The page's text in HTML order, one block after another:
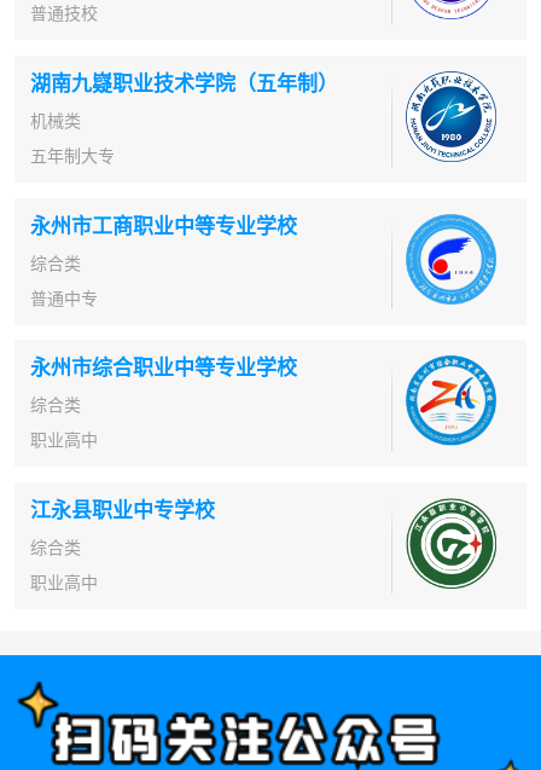
普通技校
湖南九嶷职业技术学院（五年制）
机械类
五年制大专
永州市工商职业中等专业学校
综合类
普通中专
永州市综合职业中等专业学校
综合类
职业高中
江永县职业中专学校
综合类
职业高中